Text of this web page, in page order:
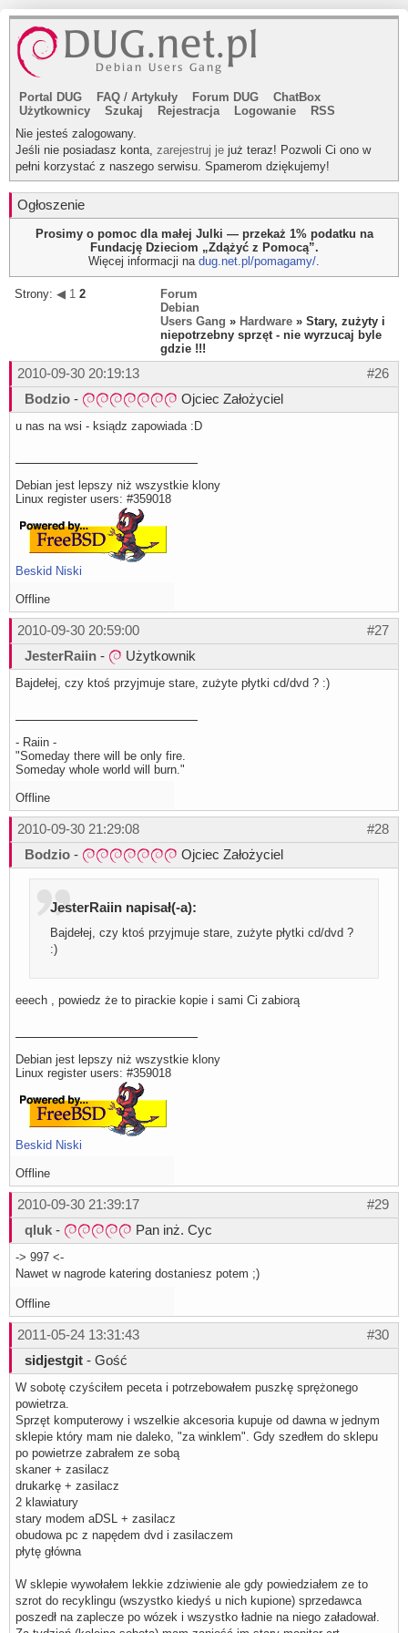
Portal DUG FAQ / Artykuły Forum DUG
ChatBox
Użytkownicy
Szukaj Rejestracja Logowanie
RSS
Nie jesteś zalogowany.
Jeśli nie posiadasz konta, zarejestruj je już teraz! Pozwoli Ci ono w
pełni korzystać z naszego serwisu. Spamerom dziękujemy!
Ogłoszenie
Prosimy o pomoc dla małej Julki — przekaż 1% podatku na
Fundację Dzieciom „Zdążyć z Pomocą”.
Więcej informacji na dug.net.pl/pomagamy/.
Strony: ◀ 1 2
Forum
Debian
Users Gang » Hardware » Stary, zużyty i
niepotrzebny sprzęt - nie wyrzucaj byle
gdzie !!!
#26
2010-09-30 20:19:13
Bodzio - Ojciec Założyciel
u nas na wsi - ksiądz zapowiada :D
Debian jest lepszy niż wszystkie klony
Linux register users: #359018
Beskid Niski
Offline
#27
2010-09-30 20:59:00
JesterRaiin - Użytkownik
Bajdełej, czy ktoś przyjmuje stare, zużyte płytki cd/dvd ? :)
- Raiin -
"Someday there will be only fire.
Someday whole world will burn."
Offline
#28
2010-09-30 21:29:08
Bodzio - Ojciec Założyciel
JesterRaiin napisał(-a):
Bajdełej, czy ktoś przyjmuje stare, zużyte płytki cd/dvd ?
:)
eeech , powiedz że to pirackie kopie i sami Ci zabiorą
Debian jest lepszy niż wszystkie klony
Linux register users: #359018
Beskid Niski
Offline
#29
2010-09-30 21:39:17
qluk - Pan inż. Cyc
-> 997 <-
Nawet w nagrode katering dostaniesz potem ;)
Offline
#30
2011-05-24 13:31:43
sidjestgit - Gość
W sobotę czyściłem peceta i potrzebowałem puszkę sprężonego
powietrza.
Sprzęt komputerowy i wszelkie akcesoria kupuje od dawna w jednym
sklepie który mam nie daleko, "za winklem". Gdy szedłem do sklepu
po powietrze zabrałem ze sobą
skaner + zasilacz
drukarkę + zasilacz
2 klawiatury
stary modem aDSL + zasilacz
obudowa pc z napędem dvd i zasilaczem
płytę główna
W sklepie wywołałem lekkie zdziwienie ale gdy powiedziałem ze to
szrot do recyklingu (wszystko kiedyś u nich kupione) sprzedawca
poszedł na zaplecze po wózek i wszystko ładnie na niego załadował.